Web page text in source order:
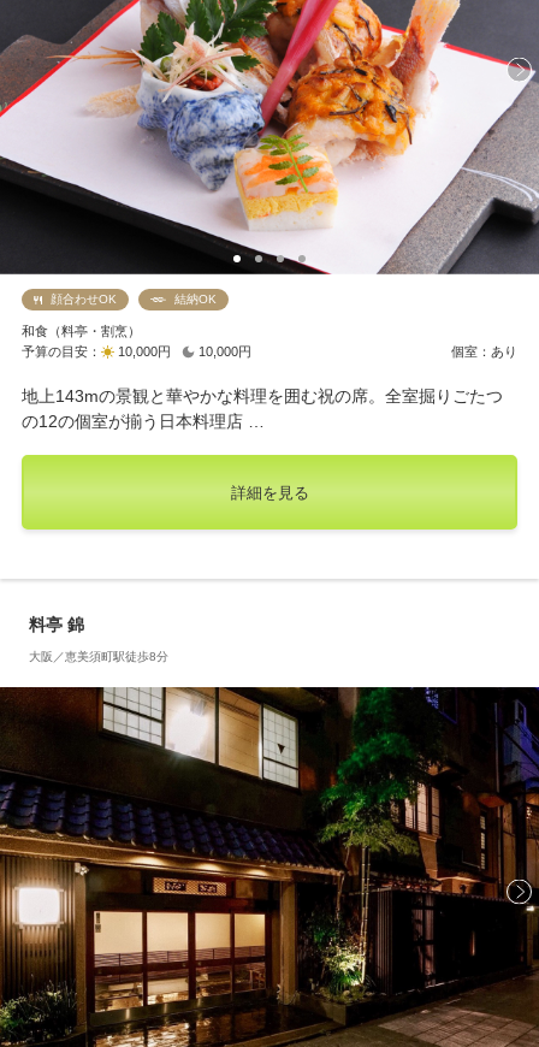
顔合わせOK 結納OK
和食（料亭・割烹）
予算の目安：
10,000円 10,000円 個室：あり
地上143mの景観と華やかな料理を囲む祝の席。全室掘りごたつ
の12の個室が揃う日本料理店 …
詳細を見る
料亭 錦
大阪／恵美須町駅徒歩8分